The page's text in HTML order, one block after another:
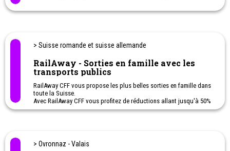
des visites guidées vers les marmottes, la vie sur l’alpage, le
> Suisse romande et suisse allemande
RailAway - Sorties en famille avec les
transports publics
RailAway CFF vous propose les plus belles sorties en famille dans
toute la Suisse.
Avec RailAway CFF vous profitez de réductions allant jusqu'à 50%
sur les transports publics et la prestation de loisirs.
> Ovronnaz - Valais